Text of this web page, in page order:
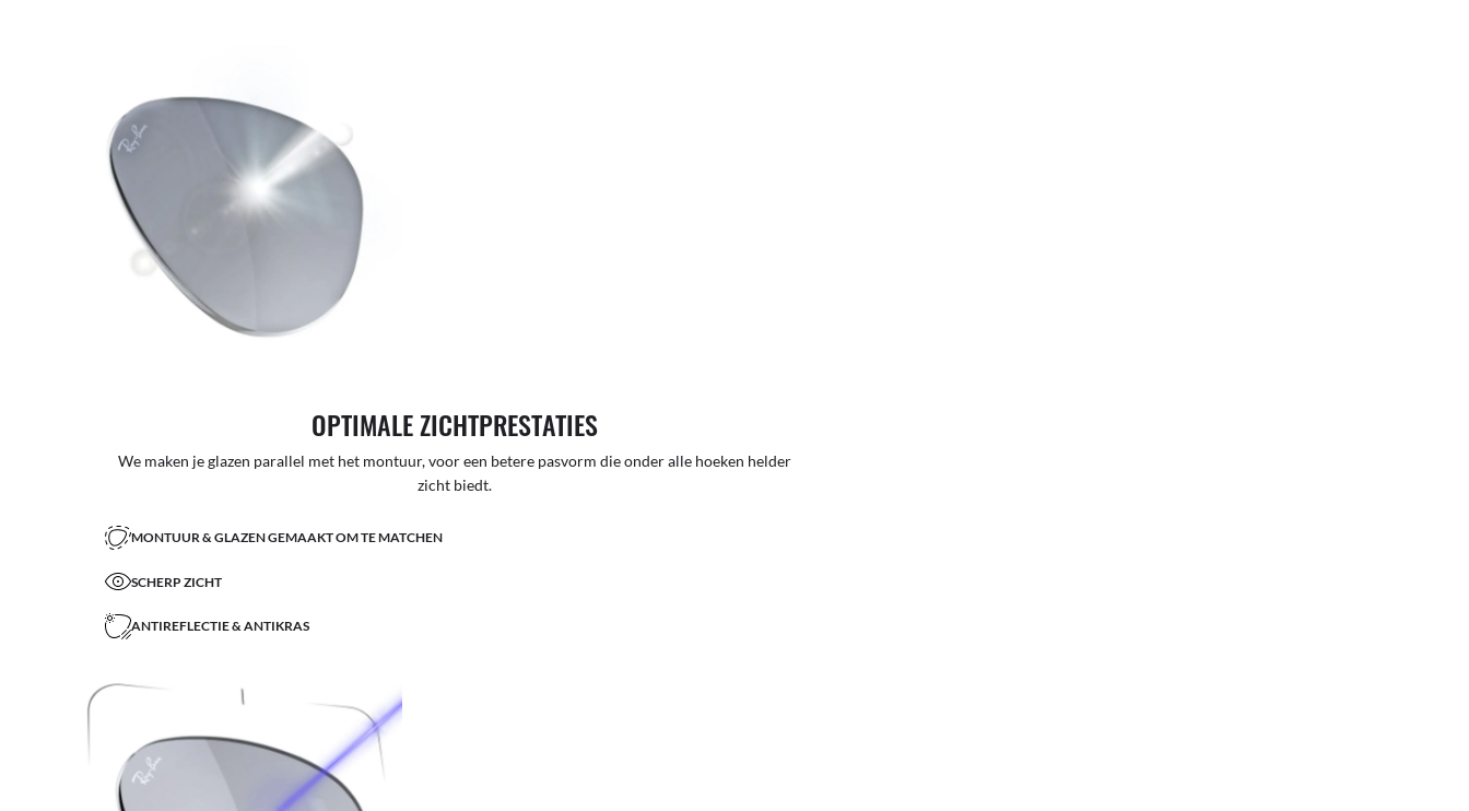
OPTIMALE ZICHTPRESTATIES
We maken je glazen parallel met het montuur, voor een betere pasvorm die onder alle hoeken helder
zicht biedt.
MONTUUR & GLAZEN GEMAAKT OM TE MATCHEN
SCHERP ZICHT
ANTIREFLECTIE & ANTIKRAS